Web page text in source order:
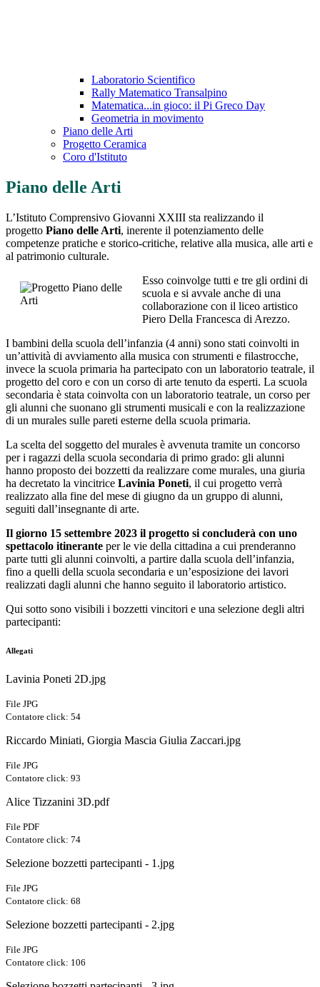
Laboratorio Scientifico
Rally Matematico Transalpino
Matematica...in gioco: il Pi Greco Day
Geometria in movimento
Piano delle Arti
Progetto Ceramica
Coro d'Istituto
Piano delle Arti
L’Istituto Comprensivo Giovanni XXIII sta realizzando il
progetto Piano delle Arti, inerente il potenziamento delle
competenze pratiche e storico-critiche, relative alla musica, alle arti e
al patrimonio culturale.
Esso coinvolge tutti e tre gli ordini di
scuola e si avvale anche di una
collaborazione con il liceo artistico
Piero Della Francesca di Arezzo.
I bambini della scuola dell’infanzia (4 anni) sono stati coinvolti in
un’attività di avviamento alla musica con strumenti e filastrocche,
invece la scuola primaria ha partecipato con un laboratorio teatrale, il
progetto del coro e con un corso di arte tenuto da esperti. La scuola
secondaria è stata coinvolta con un laboratorio teatrale, un corso per
gli alunni che suonano gli strumenti musicali e con la realizzazione
di un murales sulle pareti esterne della scuola primaria.
La scelta del soggetto del murales è avvenuta tramite un concorso
per i ragazzi della scuola secondaria di primo grado: gli alunni
hanno proposto dei bozzetti da realizzare come murales, una giuria
ha decretato la vincitrice Lavinia Poneti, il cui progetto verrà
realizzato alla fine del mese di giugno da un gruppo di alunni,
seguiti dall’insegnante di arte.
Il giorno 15 settembre 2023 il progetto si concluderà con uno
spettacolo itinerante per le vie della cittadina a cui prenderanno
parte tutti gli alunni coinvolti, a partire dalla scuola dell’infanzia,
fino a quelli della scuola secondaria e un’esposizione dei lavori
realizzati dagli alunni che hanno seguito il laboratorio artistico.
Qui sotto sono visibili i bozzetti vincitori e una selezione degli altri
partecipanti:
Allegati
Lavinia Poneti 2D.jpg
File JPG
Contatore click: 54
Riccardo Miniati, Giorgia Mascia Giulia Zaccari.jpg
File JPG
Contatore click: 93
Alice Tizzanini 3D.pdf
File PDF
Contatore click: 74
Selezione bozzetti partecipanti - 1.jpg
File JPG
Contatore click: 68
Selezione bozzetti partecipanti - 2.jpg
File JPG
Contatore click: 106